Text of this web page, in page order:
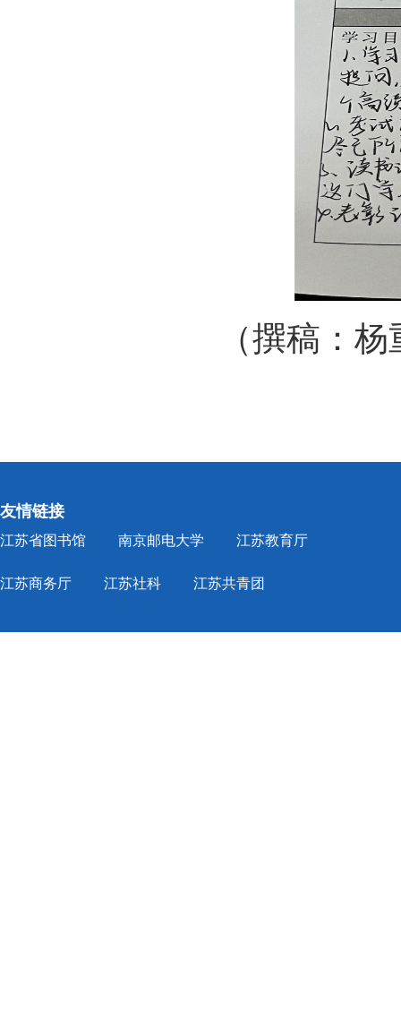
（撰稿：
友情链接
江苏省图书馆 南京邮电大学 江苏教育厅
江苏商务厅 江苏社科 江苏共青团